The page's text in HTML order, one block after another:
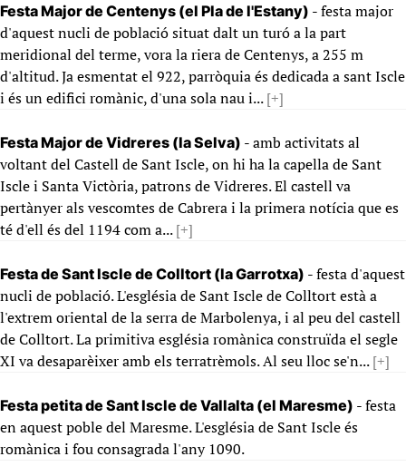
Festa Major de Centenys (el Pla de l'Estany) - festa major
d'aquest nucli de població situat dalt un turó a la part
meridional del terme, vora la riera de Centenys, a 255 m
d'altitud. Ja esmentat el 922, parròquia és dedicada a sant Iscle
i és un edifici romànic, d'una sola nau i...[+]
Festa Major de Vidreres (la Selva) - amb activitats al
voltant del Castell de Sant Iscle, on hi ha la capella de Sant
Iscle i Santa Victòria, patrons de Vidreres. El castell va
pertànyer als vescomtes de Cabrera i la primera notícia que es
té d'ell és del 1194 com a...[+]
Festa de Sant Iscle de Colltort (la Garrotxa) - festa d'aquest
nucli de població. L'església de Sant Iscle de Colltort està a
l'extrem oriental de la serra de Marbolenya, i al peu del castell
de Colltort. La primitiva església romànica construïda el segle
XI va desaparèixer amb els terratrèmols. Al seu lloc se'n...[+]
Festa petita de Sant Iscle de Vallalta (el Maresme) - festa
en aquest poble del Maresme. L'església de Sant Iscle és
romànica i fou consagrada l'any 1090.